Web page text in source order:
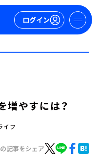
ログイン
増やすには？
イフ
記事をシェア